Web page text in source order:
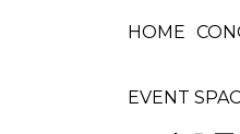
HOME
EVENT